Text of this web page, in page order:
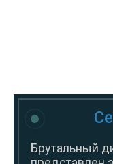
Брутальный